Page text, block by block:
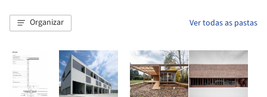
Organizar Ver todas as pastas